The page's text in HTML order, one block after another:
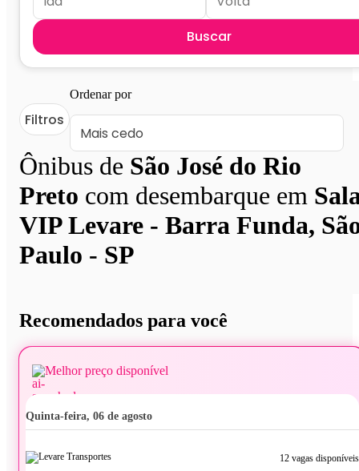
Buscar
Ônibus de São José do Rio
Preto com desembarque em
VIP Levare - Barra Funda,
Paulo - SP
Filtros
Ordenar por
Recomendados para você
Melhor preço disponível
quinta-feira, 06 de agosto
12 vagas disponíveis